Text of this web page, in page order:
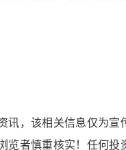
讯，该相关信息仅为宣
览者慎重核实！任何投